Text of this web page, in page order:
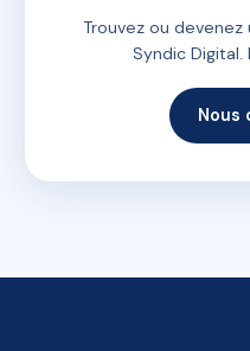
Trouvez ou
Syndic Digital.
Nous